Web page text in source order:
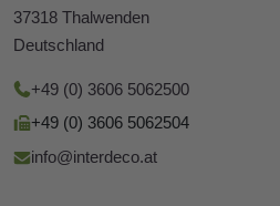
37318 Thalwenden
Deutschland
+49 (0) 3606 5062500
+49 (0) 3606 5062504
info@interdeco.at